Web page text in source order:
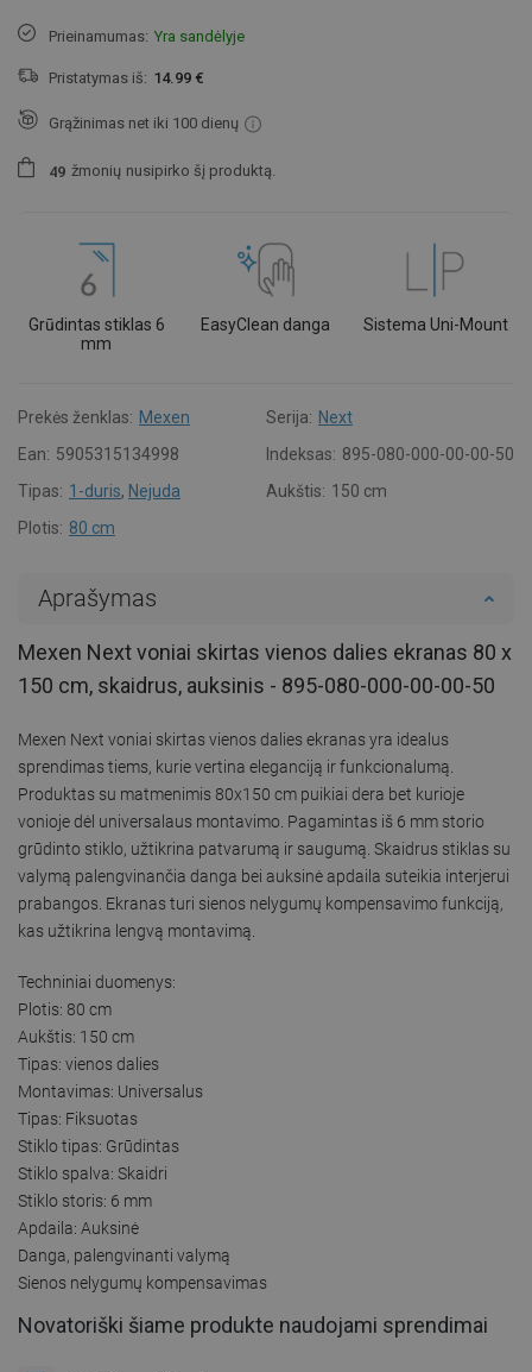
Prieinamumas: Yra sandėlyje
Pristatymas iš: 14.99 €
Grąžinimas net iki 100 dienų
49 žmonių nusipirko šį produktą.
Grūdintas stiklas 6
mm
EasyClean danga Sistema Uni-Mount
Prekės ženklas: Mexen Serija: Next
Ean: 5905315134998 Indeksas: 895-080-000-00-00-50
Tipas: 1-duris, Nejuda Aukštis: 150 cm
Plotis: 80 cm
Aprašymas
Mexen Next voniai skirtas vienos dalies ekranas 80 x
150 cm, skaidrus, auksinis - 895-080-000-00-00-50
Mexen Next voniai skirtas vienos dalies ekranas yra idealus
sprendimas tiems, kurie vertina eleganciją ir funkcionalumą.
Produktas su matmenimis 80x150 cm puikiai dera bet kurioje
vonioje dėl universalaus montavimo. Pagamintas iš 6 mm storio
grūdinto stiklo, užtikrina patvarumą ir saugumą. Skaidrus stiklas su
valymą palengvinančia danga bei auksinė apdaila suteikia interjerui
prabangos. Ekranas turi sienos nelygumų kompensavimo funkciją,
kas užtikrina lengvą montavimą.
Techniniai duomenys:
Plotis: 80 cm
Aukštis: 150 cm
Tipas: vienos dalies
Montavimas: Universalus
Tipas: Fiksuotas
Stiklo tipas: Grūdintas
Stiklo spalva: Skaidri
Stiklo storis: 6 mm
Apdaila: Auksinė
Danga, palengvinanti valymą
Sienos nelygumų kompensavimas
Novatoriški šiame produkte naudojami sprendimai